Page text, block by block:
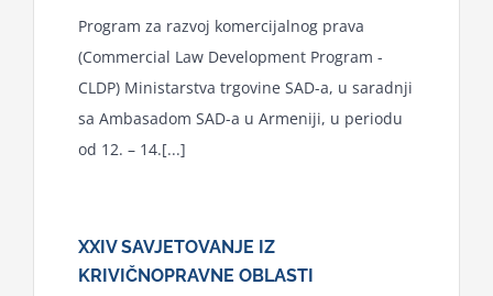
Program za razvoj komercijalnog prava
(Commercial Law Development Program -
CLDP) Ministarstva trgovine SAD-a, u saradnji
sa Ambasadom SAD-a u Armeniji, u periodu
od 12. – 14.[...]
XXIV SAVJETOVANJE IZ
KRIVIČNOPRAVNE OBLASTI